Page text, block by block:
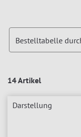
14 Artikel
Bestelltabelle